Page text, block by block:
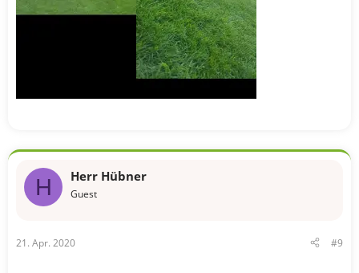
H Herr Hübner
Guest
21. Apr. 2020 #9